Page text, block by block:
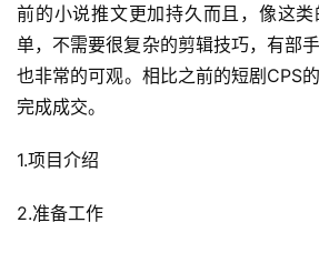
前的小说推文更加持久而且，像这
单，不需要很复杂的剪辑技巧，有部
也非常的可观。相比之前的短剧CPS
完成成交。
1.项目介绍
2.准备工作